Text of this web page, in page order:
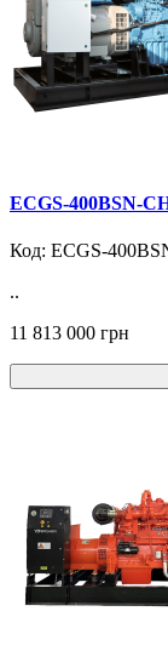
ECGS-400BSN-
Код: ECGS-
..
11 813 000 грн